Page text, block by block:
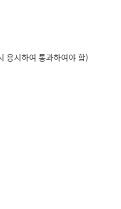
응시하여 통과하여야 함)